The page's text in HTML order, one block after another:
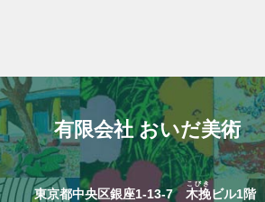
有限会社 おいだ美術
東京都中央区銀座1-13-7 木挽
こびき
ビル1階